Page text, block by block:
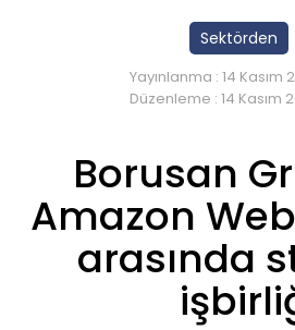
Sektörden
Yayınlanma : 14 Kasım
Düzenleme : 14 Kasım
Borusan
Amazon
arasında